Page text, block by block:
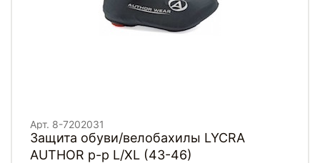
Арт. 8-7202031
Защита обуви/велобахилы LYCRA
AUTHOR р-р L/XL (43-46)